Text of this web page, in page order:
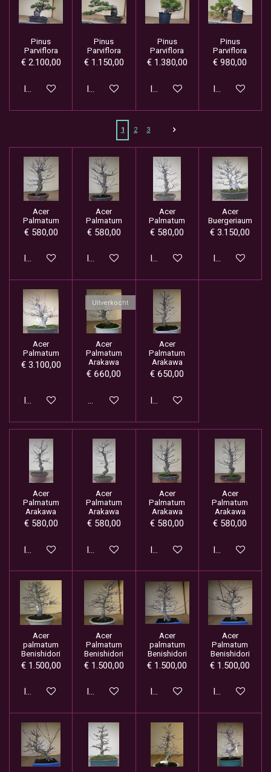
Pinus
Parviflora
€ 2.100,00
In winkelwagen
Pinus
Parviflora
€ 1.150,00
In winkelwagen
Pinus
Parviflora
€ 1.380,00
In winkelwagen
Pinus
Parviflora
€ 980,00
In
1 2 3
Acer
Palmatum
€ 580,00
In winkelwagen
Acer
Palmatum
€ 580,00
In winkelwagen
Acer
Palmatum
€ 580,00
In winkelwagen
Acer
Buergeriaum
€ 3.150,00
In
Acer
Palmatum
€ 3.100,00
In winkelwagen
Uitverkocht
Acer
Palmatum
Arakawa
€ 660,00
Houd mij op de hoogte
Acer
Palmatum
Arakawa
€ 650,00
In winkelwagen
Acer
Palmatum
Arakawa
€ 580,00
In winkelwagen
Acer
Palmatum
Arakawa
€ 580,00
In winkelwagen
Acer
Palmatum
Arakawa
€ 580,00
In winkelwagen
Acer
Palmatum
Arakawa
€ 580,00
In
Acer
palmatum
Benishidori
€ 1.500,00
In winkelwagen
Acer
Palmatum
Benishidori
€ 1.500,00
In winkelwagen
Acer
palmatum
Benishidori
€ 1.500,00
In winkelwagen
Acer
Palmatum
Benishidori
€ 1.500,00
In